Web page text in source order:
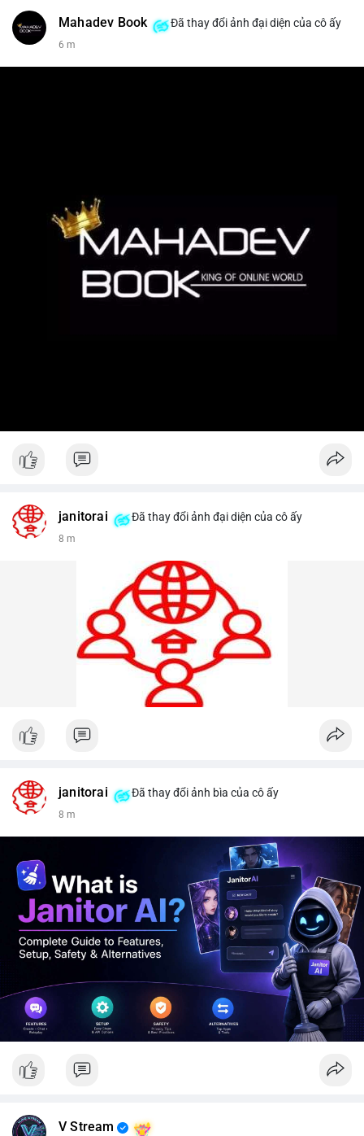
Mahadev Book Đã thay đổi ảnh đại diện của cô ấy
6 m
janitorai Đã thay đổi ảnh đại diện của cô ấy
8 m
janitorai Đã thay đổi ảnh bìa của cô ấy
8 m
V Stream